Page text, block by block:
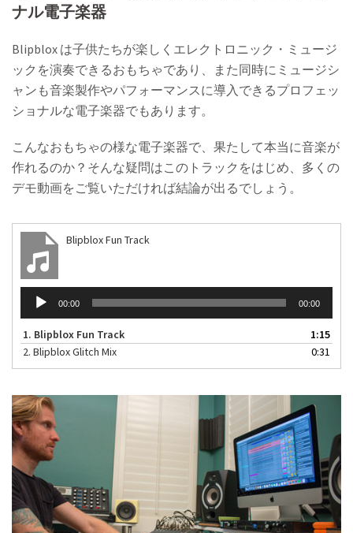
ナル電子楽器
Blipblox は子供たちが楽しくエレクトロニック・ミュージ
ックを演奏できるおもちゃであり、また同時にミュージシ
ャンも音楽製作やパフォーマンスに導入できるプロフェッ
ショナルな電子楽器でもあります。
こんなおもちゃの様な電子楽器で、果たして本当に音楽が
作れるのか？そんな疑問はこのトラックをはじめ、多くの
デモ動画をご覧いただければ結論が出るでしょう。
Blipblox Fun Track
レ
ー
ー
00:00 00:00
1. Blipblox Fun Track
1:15
2. Blipblox Glitch Mix 0:31